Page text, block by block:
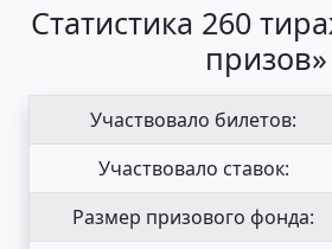
Статистика 260
призов»
Участвовало билетов:
Участвовало ставок:
Размер призового фонда: